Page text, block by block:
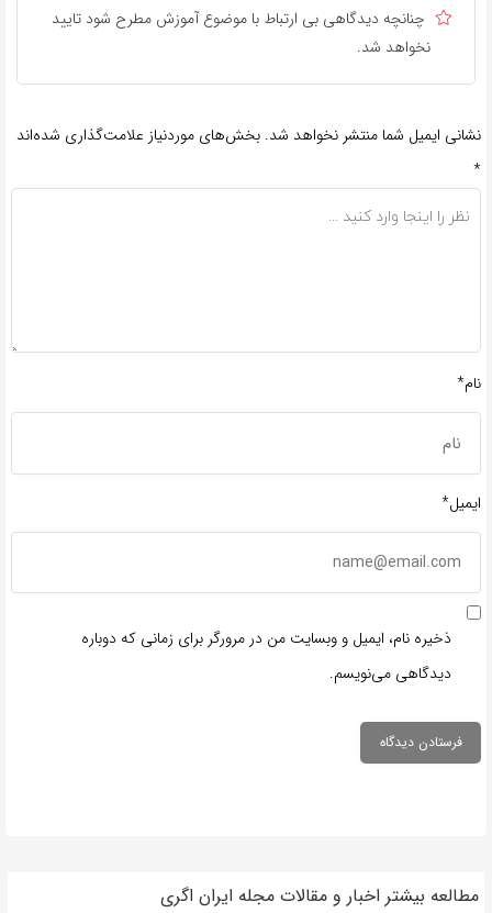
چنانچه دیدگاهی بی ارتباط با موضوع آموزش مطرح شود تایید
نخواهد شد.
نشانی ایمیل شما منتشر نخواهد شد. بخش‌های موردنیاز علامت‌گذاری شده‌اند
*
نام*
ایمیل*
ذخیره نام، ایمیل و وبسایت من در مرورگر برای زمانی که دوباره
دیدگاهی می‌نویسم.
مطالعه بیشتر اخبار و مقالات مجله ایران اگری